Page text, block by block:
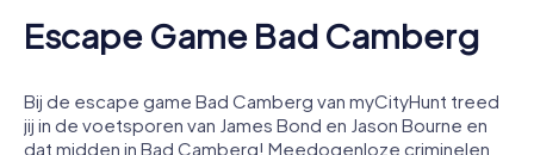
Escape Game Bad Camberg
Bij de escape game Bad Camberg van myCityHunt treed
jij in de voetsporen van James Bond en Jason Bourne en
dat midden in Bad Camberg! Meedogenloze criminelen